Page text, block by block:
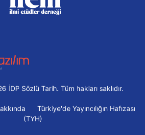
İDP Sözlü Tarih. Tüm hakları saklıdır.
Türkiye'de Yayıncılığın Hafızası
(TYH)